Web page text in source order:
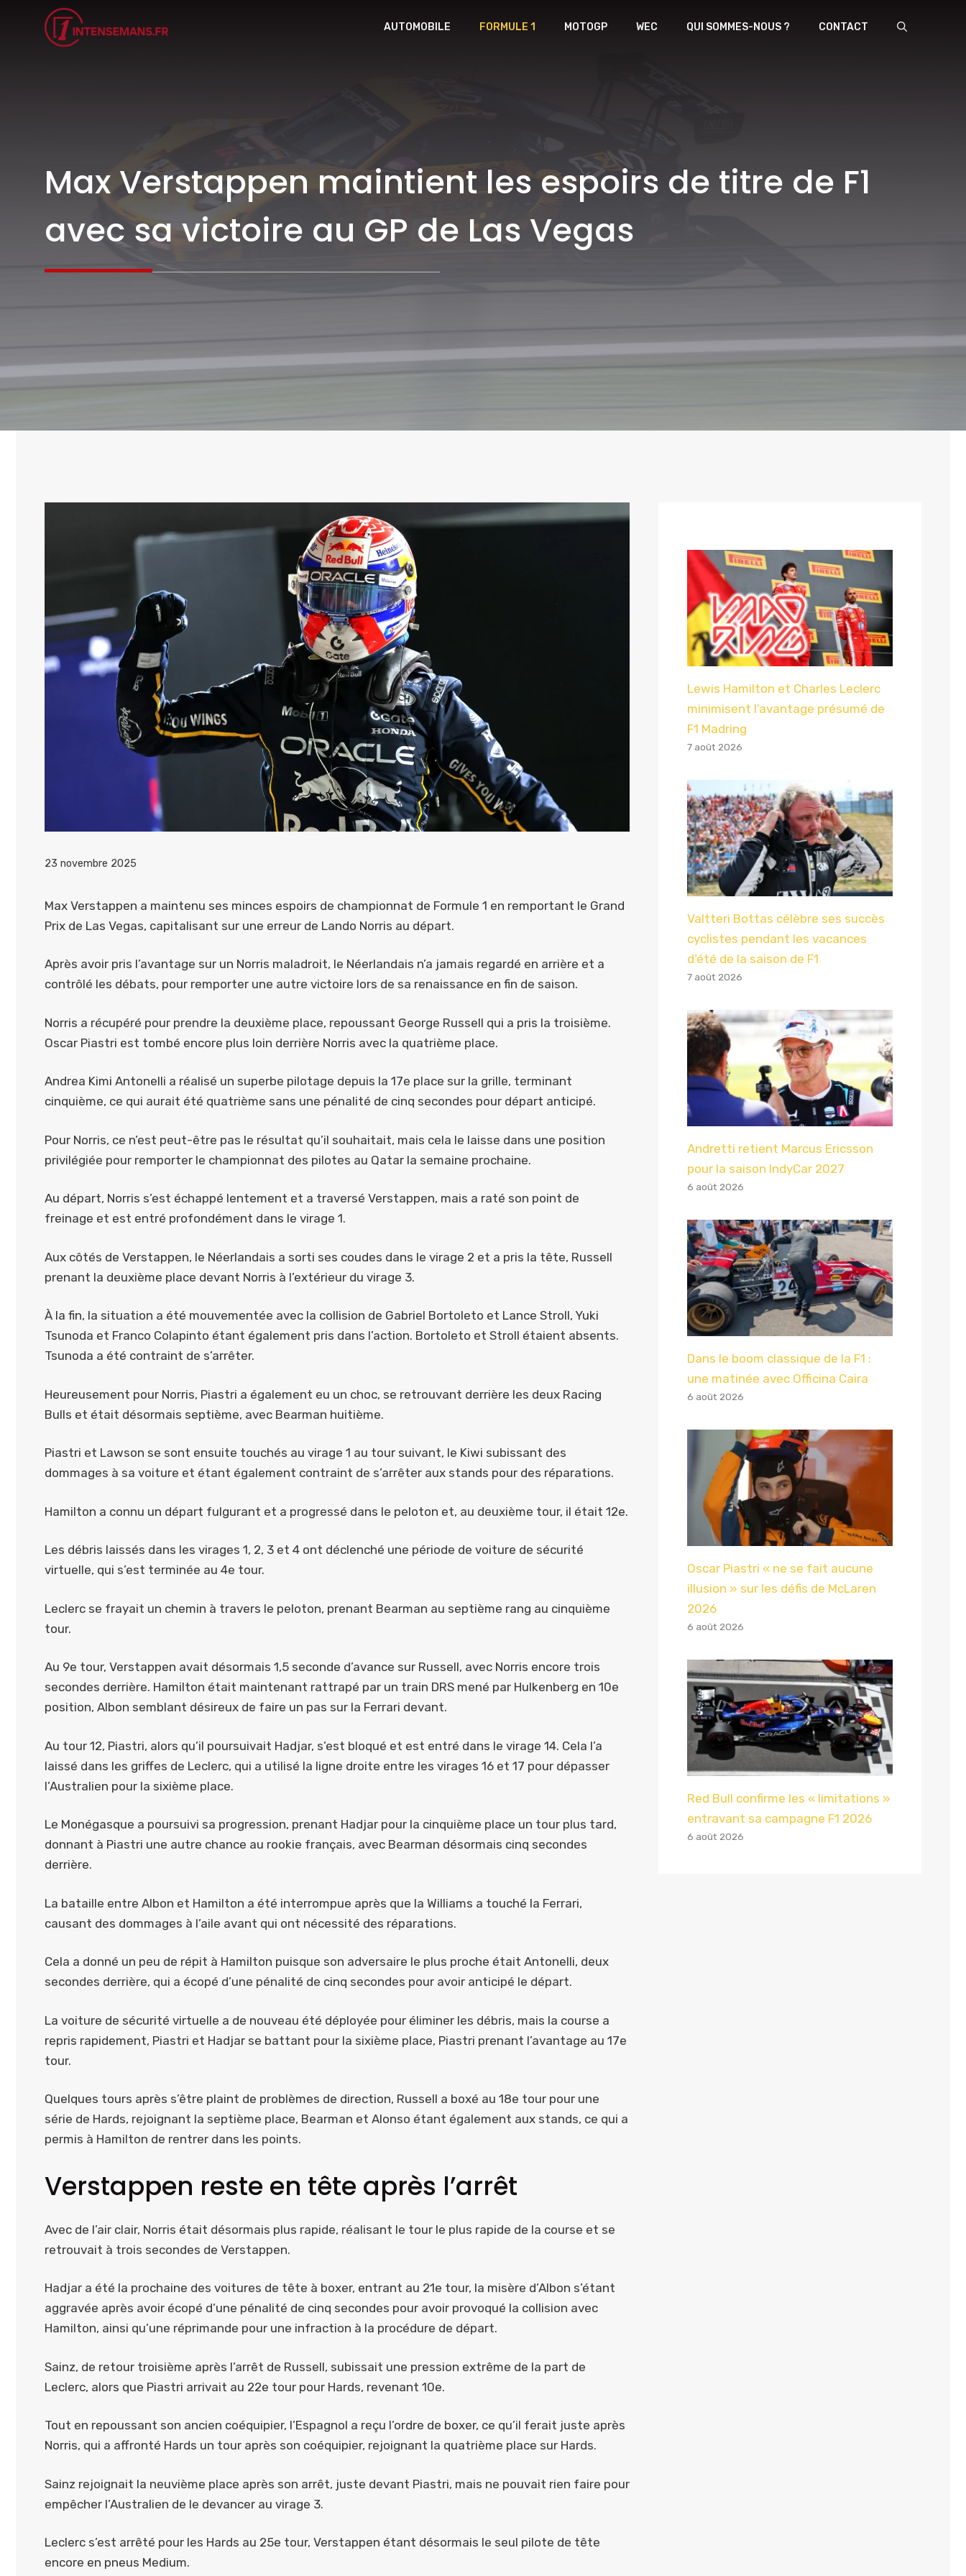
AUTOMOBILE FORMULE 1 MOTOGP WEC QUI SOMMES-NOUS ? CONTACT
Max Verstappen maintient les espoirs de titre de F1
avec sa victoire au GP de Las Vegas
23 novembre 2025
Max Verstappen a maintenu ses minces espoirs de championnat de Formule 1 en remportant le Grand
Prix de Las Vegas, capitalisant sur une erreur de Lando Norris au départ.
Après avoir pris l’avantage sur un Norris maladroit, le Néerlandais n’a jamais regardé en arrière et a
contrôlé les débats, pour remporter une autre victoire lors de sa renaissance en fin de saison.
Norris a récupéré pour prendre la deuxième place, repoussant George Russell qui a pris la troisième.
Oscar Piastri est tombé encore plus loin derrière Norris avec la quatrième place.
Andrea Kimi Antonelli a réalisé un superbe pilotage depuis la 17e place sur la grille, terminant
cinquième, ce qui aurait été quatrième sans une pénalité de cinq secondes pour départ anticipé.
Pour Norris, ce n’est peut-être pas le résultat qu’il souhaitait, mais cela le laisse dans une position
privilégiée pour remporter le championnat des pilotes au Qatar la semaine prochaine.
Au départ, Norris s’est échappé lentement et a traversé Verstappen, mais a raté son point de
freinage et est entré profondément dans le virage 1.
Aux côtés de Verstappen, le Néerlandais a sorti ses coudes dans le virage 2 et a pris la tête, Russell
prenant la deuxième place devant Norris à l’extérieur du virage 3.
À la fin, la situation a été mouvementée avec la collision de Gabriel Bortoleto et Lance Stroll, Yuki
Tsunoda et Franco Colapinto étant également pris dans l’action. Bortoleto et Stroll étaient absents.
Tsunoda a été contraint de s’arrêter.
Heureusement pour Norris, Piastri a également eu un choc, se retrouvant derrière les deux Racing
Bulls et était désormais septième, avec Bearman huitième.
Piastri et Lawson se sont ensuite touchés au virage 1 au tour suivant, le Kiwi subissant des
dommages à sa voiture et étant également contraint de s’arrêter aux stands pour des réparations.
Hamilton a connu un départ fulgurant et a progressé dans le peloton et, au deuxième tour, il était 12e.
Les débris laissés dans les virages 1, 2, 3 et 4 ont déclenché une période de voiture de sécurité
virtuelle, qui s’est terminée au 4e tour.
Leclerc se frayait un chemin à travers le peloton, prenant Bearman au septième rang au cinquième
tour.
Au 9e tour, Verstappen avait désormais 1,5 seconde d’avance sur Russell, avec Norris encore trois
secondes derrière. Hamilton était maintenant rattrapé par un train DRS mené par Hulkenberg en 10e
position, Albon semblant désireux de faire un pas sur la Ferrari devant.
Au tour 12, Piastri, alors qu’il poursuivait Hadjar, s’est bloqué et est entré dans le virage 14. Cela l’a
laissé dans les griffes de Leclerc, qui a utilisé la ligne droite entre les virages 16 et 17 pour dépasser
l’Australien pour la sixième place.
Le Monégasque a poursuivi sa progression, prenant Hadjar pour la cinquième place un tour plus tard,
donnant à Piastri une autre chance au rookie français, avec Bearman désormais cinq secondes
derrière.
La bataille entre Albon et Hamilton a été interrompue après que la Williams a touché la Ferrari,
causant des dommages à l’aile avant qui ont nécessité des réparations.
Cela a donné un peu de répit à Hamilton puisque son adversaire le plus proche était Antonelli, deux
secondes derrière, qui a écopé d’une pénalité de cinq secondes pour avoir anticipé le départ.
La voiture de sécurité virtuelle a de nouveau été déployée pour éliminer les débris, mais la course a
repris rapidement, Piastri et Hadjar se battant pour la sixième place, Piastri prenant l’avantage au 17e
tour.
Quelques tours après s’être plaint de problèmes de direction, Russell a boxé au 18e tour pour une
série de Hards, rejoignant la septième place, Bearman et Alonso étant également aux stands, ce qui a
permis à Hamilton de rentrer dans les points.
Verstappen reste en tête après l’arrêt
Avec de l’air clair, Norris était désormais plus rapide, réalisant le tour le plus rapide de la course et se
retrouvait à trois secondes de Verstappen.
Hadjar a été la prochaine des voitures de tête à boxer, entrant au 21e tour, la misère d’Albon s’étant
aggravée après avoir écopé d’une pénalité de cinq secondes pour avoir provoqué la collision avec
Hamilton, ainsi qu’une réprimande pour une infraction à la procédure de départ.
Sainz, de retour troisième après l’arrêt de Russell, subissait une pression extrême de la part de
Leclerc, alors que Piastri arrivait au 22e tour pour Hards, revenant 10e.
Tout en repoussant son ancien coéquipier, l’Espagnol a reçu l’ordre de boxer, ce qu’il ferait juste après
Norris, qui a affronté Hards un tour après son coéquipier, rejoignant la quatrième place sur Hards.
Sainz rejoignait la neuvième place après son arrêt, juste devant Piastri, mais ne pouvait rien faire pour
empêcher l’Australien de le devancer au virage 3.
Leclerc s’est arrêté pour les Hards au 25e tour, Verstappen étant désormais le seul pilote de tête
encore en pneus Medium.
Lewis Hamilton et Charles Leclerc
minimisent l’avantage présumé de
F1 Madring
7 août 2026
Valtteri Bottas célèbre ses succès
cyclistes pendant les vacances
d’été de la saison de F1
7 août 2026
Andretti retient Marcus Ericsson
pour la saison IndyCar 2027
6 août 2026
Dans le boom classique de la F1 :
une matinée avec Officina Caira
6 août 2026
Oscar Piastri « ne se fait aucune
illusion » sur les défis de McLaren
2026
6 août 2026
Red Bull confirme les « limitations »
entravant sa campagne F1 2026
6 août 2026